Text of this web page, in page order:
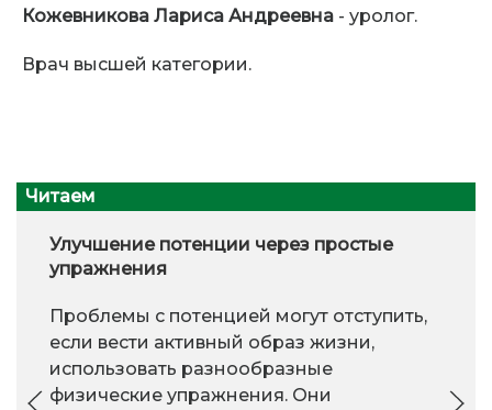
Кожевникова Лариса Андреевна- уролог.
Врач высшей категории.
Читаем
Улучшение потенции через простые
упражнения
Проблемы с потенцией могут отступить,
если вести активный образ жизни,
использовать разнообразные
физические упражнения. Они